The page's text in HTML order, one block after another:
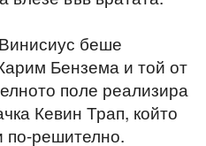
беше
Бензема и той от
поле реализира
Кевин Трап, който
решително.